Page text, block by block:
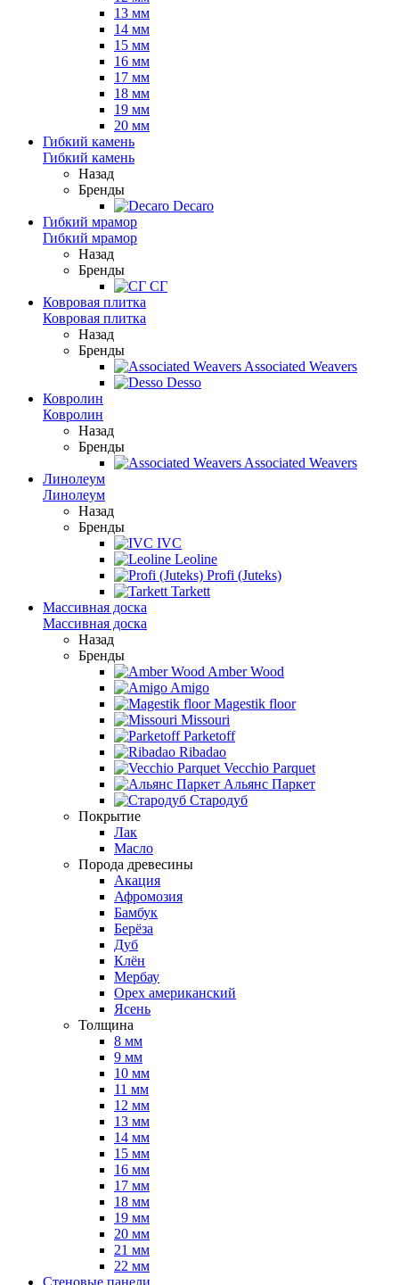
13 мм
14 мм
15 мм
16 мм
17 мм
18 мм
19 мм
20 мм
Гибкий камень
Гибкий камень
Назад
Бренды
Decaro
Гибкий мрамор
Гибкий мрамор
Назад
Бренды
СГ
Ковровая плитка
Ковровая плитка
Назад
Бренды
Associated Weavers
Desso
Ковролин
Ковролин
Назад
Бренды
Associated Weavers
Линолеум
Линолеум
Назад
Бренды
IVC
Leoline
Profi (Juteks)
Tarkett
Массивная доска
Массивная доска
Назад
Бренды
Amber Wood
Amigo
Magestik floor
Missouri
Parketoff
Ribadao
Vecchio Parquet
Альянс Паркет
Стародуб
Покрытие
Лак
Масло
Порода древесины
Акация
Афромозия
Бамбук
Берёза
Дуб
Клён
Мербау
Орех американский
Ясень
Толщина
8 мм
9 мм
10 мм
11 мм
12 мм
13 мм
14 мм
15 мм
16 мм
17 мм
18 мм
19 мм
20 мм
21 мм
22 мм
Стеновые панели